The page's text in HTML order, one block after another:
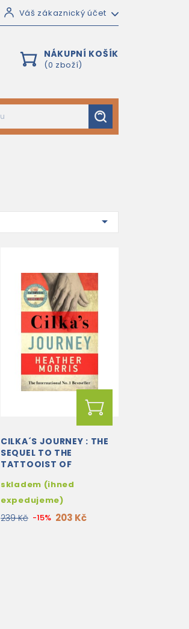
Váš zákaznický účet
NÁKUPNÍ KOŠÍK
(0 zboží)

CILKA´S JOURNEY : THE
SEQUEL TO THE
TATTOOIST OF
skladem (ihned
expedujeme)
239 Kč -15% 203 Kč